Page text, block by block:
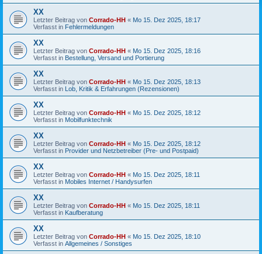
XX
Letzter Beitrag von Corrado-HH « Mo 15. Dez 2025, 18:17
Verfasst in Fehlermeldungen
XX
Letzter Beitrag von Corrado-HH « Mo 15. Dez 2025, 18:16
Verfasst in Bestellung, Versand und Portierung
XX
Letzter Beitrag von Corrado-HH « Mo 15. Dez 2025, 18:13
Verfasst in Lob, Kritik & Erfahrungen (Rezensionen)
XX
Letzter Beitrag von Corrado-HH « Mo 15. Dez 2025, 18:12
Verfasst in Mobilfunktechnik
XX
Letzter Beitrag von Corrado-HH « Mo 15. Dez 2025, 18:12
Verfasst in Provider und Netzbetreiber (Pre- und Postpaid)
XX
Letzter Beitrag von Corrado-HH « Mo 15. Dez 2025, 18:11
Verfasst in Mobiles Internet / Handysurfen
XX
Letzter Beitrag von Corrado-HH « Mo 15. Dez 2025, 18:11
Verfasst in Kaufberatung
XX
Letzter Beitrag von Corrado-HH « Mo 15. Dez 2025, 18:10
Verfasst in Allgemeines / Sonstiges